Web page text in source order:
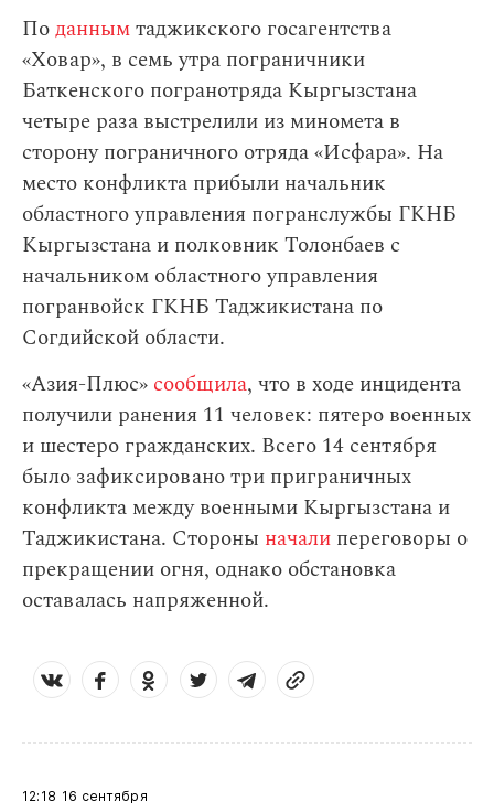
Поданнымтаджикского госагентства
«Ховар», в семь утра пограничники
Баткенского погранотряда Кыргызстана
четыре раза выстрелили из миномета в
сторону пограничного отряда «Исфара». На
место конфликта прибыли начальник
областного управления погранслужбы ГКНБ
Кыргызстана и полковник Толонбаев с
начальником областного управления
погранвойск ГКНБ Таджикистана по
Согдийской области.
«Азия-Плюс» сообщила, что в ходе инцидента
получили ранения 11 человек: пятеро военных
и шестеро гражданских. Всего 14 сентября
было зафиксировано три приграничных
конфликта между военными Кыргызстана и
Таджикистана. Стороны начали переговоры о
прекращении огня, однако обстановка
оставалась напряженной.
12:18 16 сентября